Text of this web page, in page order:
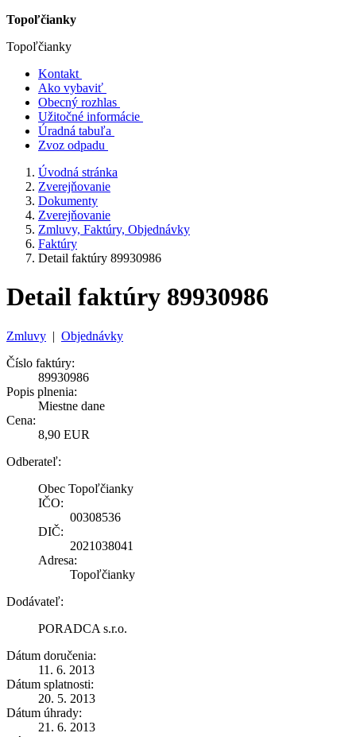
Topoľčianky
Topoľčianky
Kontakt
Ako vybaviť
Obecný rozhlas
Užitočné informácie
Úradná tabuľa
Zvoz odpadu
Úvodná stránka
Zverejňovanie
Dokumenty
Zverejňovanie
Zmluvy, Faktúry, Objednávky
Faktúry
Detail faktúry 89930986
Detail faktúry 89930986
Zmluvy | Objednávky
Číslo faktúry:
89930986
Popis plnenia:
Miestne dane
Cena:
8,90 EUR
Odberateľ:
Obec Topoľčianky
IČO:
00308536
DIČ:
2021038041
Adresa:
Topoľčianky
Dodávateľ:
PORADCA s.r.o.
Dátum doručenia:
11. 6. 2013
Dátum splatnosti:
20. 5. 2013
Dátum úhrady:
21. 6. 2013